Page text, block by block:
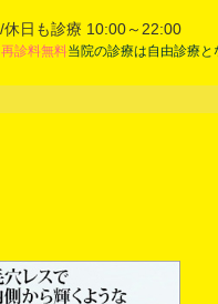
休日も診療 10:00～22:00
診料無料当院の診療は自由診療と